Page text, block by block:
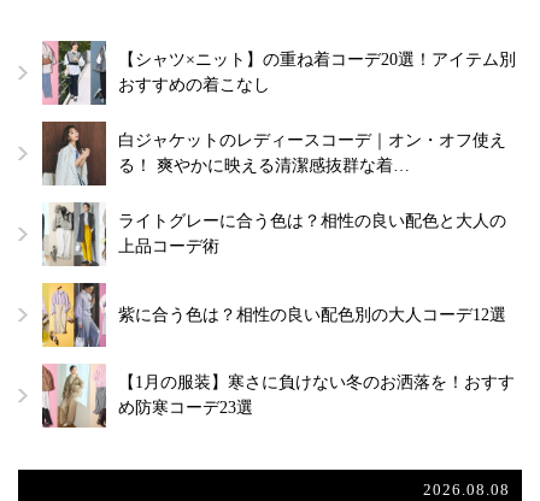
【シャツ×ニット】の重ね着コーデ20選！アイテム別
おすすめの着こなし
白ジャケットのレディースコーデ｜オン・オフ使え
る！ 爽やかに映える清潔感抜群な着…
ライトグレーに合う色は？相性の良い配色と大人の
上品コーデ術
紫に合う色は？相性の良い配色別の大人コーデ12選
【1月の服装】寒さに負けない冬のお洒落を！おすす
め防寒コーデ23選
2026.08.08